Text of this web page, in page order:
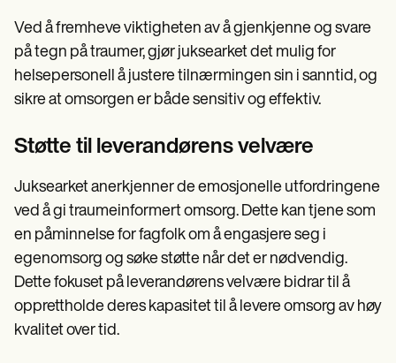
Ved å fremheve viktigheten av å gjenkjenne og svare
på tegn på traumer, gjør juksearket det mulig for
helsepersonell å justere tilnærmingen sin i sanntid, og
sikre at omsorgen er både sensitiv og effektiv.
Støtte til leverandørens velvære
Juksearket anerkjenner de emosjonelle utfordringene
ved å gi traumeinformert omsorg. Dette kan tjene som
en påminnelse for fagfolk om å engasjere seg i
egenomsorg og søke støtte når det er nødvendig.
Dette fokuset på leverandørens velvære bidrar til å
opprettholde deres kapasitet til å levere omsorg av høy
kvalitet over tid.